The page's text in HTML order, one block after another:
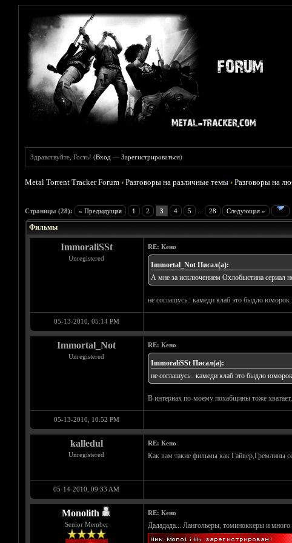
Здравствуйте, Гость! (Вход —Зарегистрироваться)
Metal Torrent Tracker Forum ›Разговоры на различные темы ›Разговоры на
Страницы (28): « Предыдущая 1 2 3 4 5 28 Следующая »
Голосов: 4 - Средняя оценка: 3.75
1
2
3
4
5
Фильмы
ImmoraliSSt
Unregistered
RE: Кено
Immortal_Not Писал(а):
А мне за исключением Охлобыстина сериал
не соглашусь.. камеди клаб это быдло
05-13-2010, 05:14 PM
Immortal_Not
Unregistered
RE: Кено
ImmoraliSSt Писал(а):
не соглашусь.. камеди клаб это быдло
В интернах по-моему похабщины тоже
05-13-2010, 10:52 PM
kalledul
Unregistered
RE: Кено
Как вам такие фильмы как Гайвер,Гремлины
05-14-2010, 09:33 AM
Monolith
Senior Member
RE: Кено
Дададада... Лангольеры, томиноккеры и